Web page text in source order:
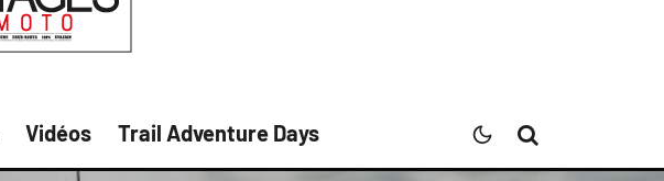
Vidéos Trail Adventure Days